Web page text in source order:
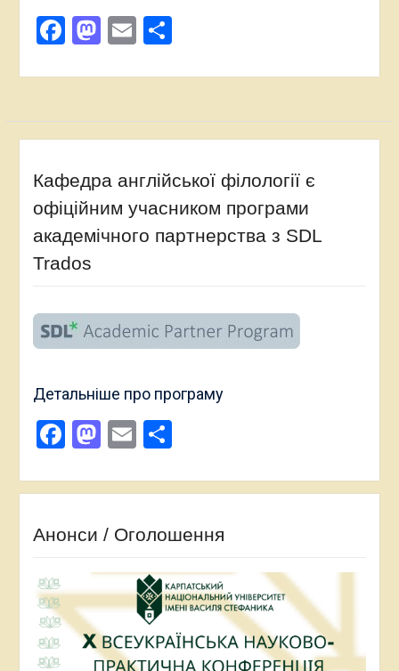
Facebook
Mastodon
EmailПоділитися
Кафедра англійської філології є
офіційним учасником програми
академічного партнерства з SDL
Trados
Детальніше про програму
Facebook
Mastodon
EmailПоділитися
Анонси / Оголошення